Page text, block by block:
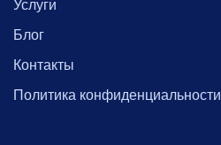
Услуги
Блог
Контакты
Политика конфиденциальности